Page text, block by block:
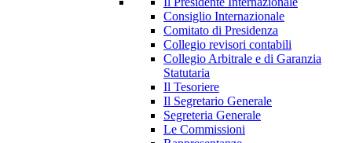
Consiglio Internazionale
Comitato di Presidenza
Collegio revisori contabili
Collegio Arbitrale e di Garanzia
Statutaria
Il Tesoriere
Il Segretario Generale
Segreteria Generale
Le Commissioni